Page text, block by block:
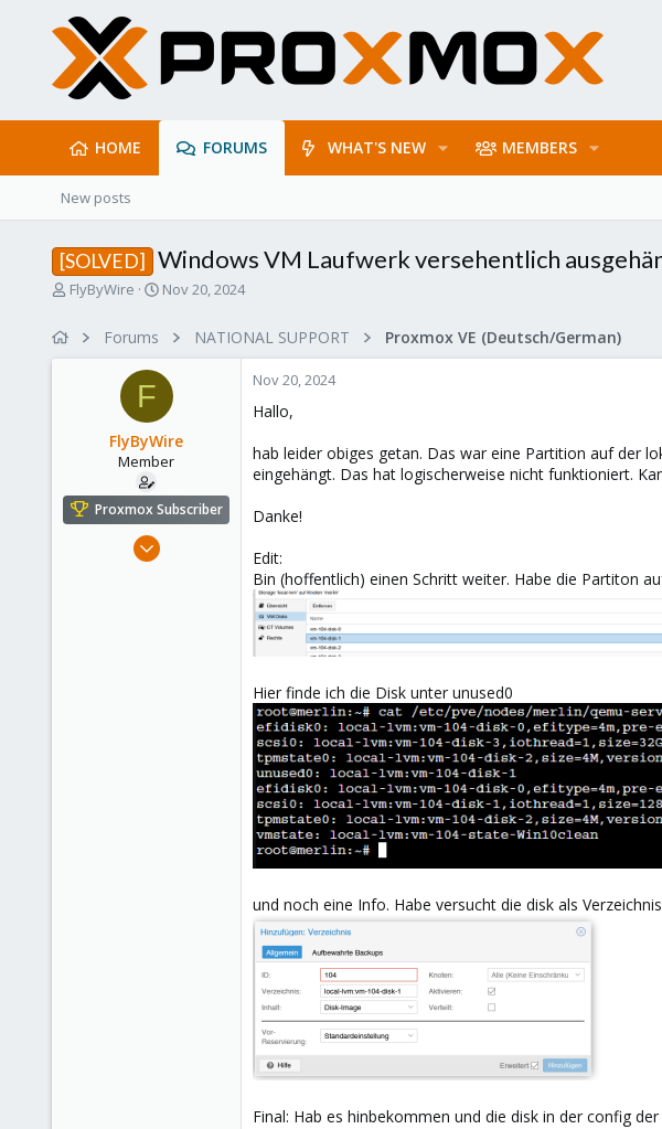
HOME FORUMS WHAT'S NEW MEMBERS
New posts
[SOLVED] Windows VM Laufwerk versehentlich
T
e
r
FlyByWire
S
d
a
e
Nov 20, 2024
Forums NATIONAL SUPPORT Proxmox VE (Deutsch/German)
F
FlyByWire
Member
Proxmox Subscriber
Dec 14, 2022
Nov 20, 2024
Hallo,
hab leider obiges getan. Das war eine Partition auf der
eingehängt. Das hat logischerweise nicht funktioniert.
Danke!
Edit:
Bin (hoffentlich) einen Schritt weiter. Habe die Partiton
Hier finde ich die Disk unter unused0
und noch eine Info. Habe versucht die disk als
Final: Hab es hinbekommen und die disk in der config